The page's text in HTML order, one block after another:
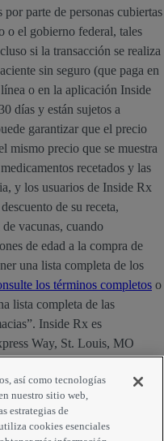
parte de personas cubiertas
o el gobierno federal, tales
si la transacción se realiza
sin seguro (que paga en
o en la aplicación Inside
días y están sujetos a
garantizar que el precio
mismo precio que se muestra
recetados y las
y los usuarios de Inside Rx
de su receta,
vacunas, cuando
de edad a la compra de
una lista completa de los
los términos completos o
lista completa de las
Inside Rx es
Way, St. Louis, MO
así como tecnologías
nuestro sitio web,
estrategias de
cookies esenciales